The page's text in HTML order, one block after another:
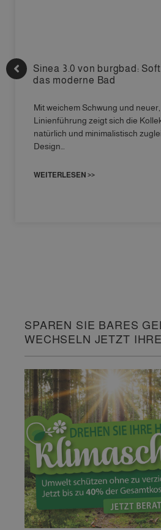
Sinea 3.0 von burgbad:
das moderne Bad
Mit weichem Schwung und
Linienführung zeigt sich die
natürlich und minimalistisch
Design…
WEITERLESEN >>
SPAREN SIE BARES
WECHSELN JETZT